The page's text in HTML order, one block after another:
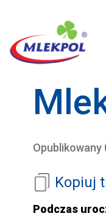
Opublikowany
Kopiuj
Podczas